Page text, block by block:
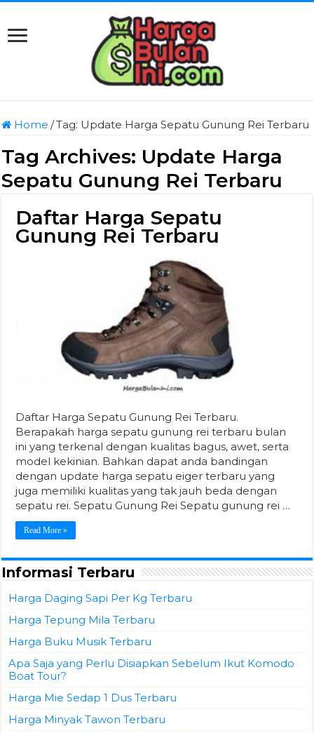
Home /Tag: Update Harga Sepatu Gunung Rei Terbaru
Tag Archives: Update Harga
Sepatu Gunung Rei Terbaru
Daftar Harga Sepatu
Gunung Rei Terbaru
Daftar Harga Sepatu Gunung Rei Terbaru.
Berapakah harga sepatu gunung rei terbaru bulan
ini yang terkenal dengan kualitas bagus, awet, serta
model kekinian. Bahkan dapat anda bandingan
dengan update harga sepatu eiger terbaru yang
juga memiliki kualitas yang tak jauh beda dengan
sepatu rei. Sepatu Gunung Rei Sepatu gunung rei …
Read More »
Informasi Terbaru
Harga Daging Sapi Per Kg Terbaru
Harga Tepung Mila Terbaru
Harga Buku Musik Terbaru
Apa Saja yang Perlu Disiapkan Sebelum Ikut Komodo
Boat Tour?
Harga Mie Sedap 1 Dus Terbaru
Harga Minyak Tawon Terbaru